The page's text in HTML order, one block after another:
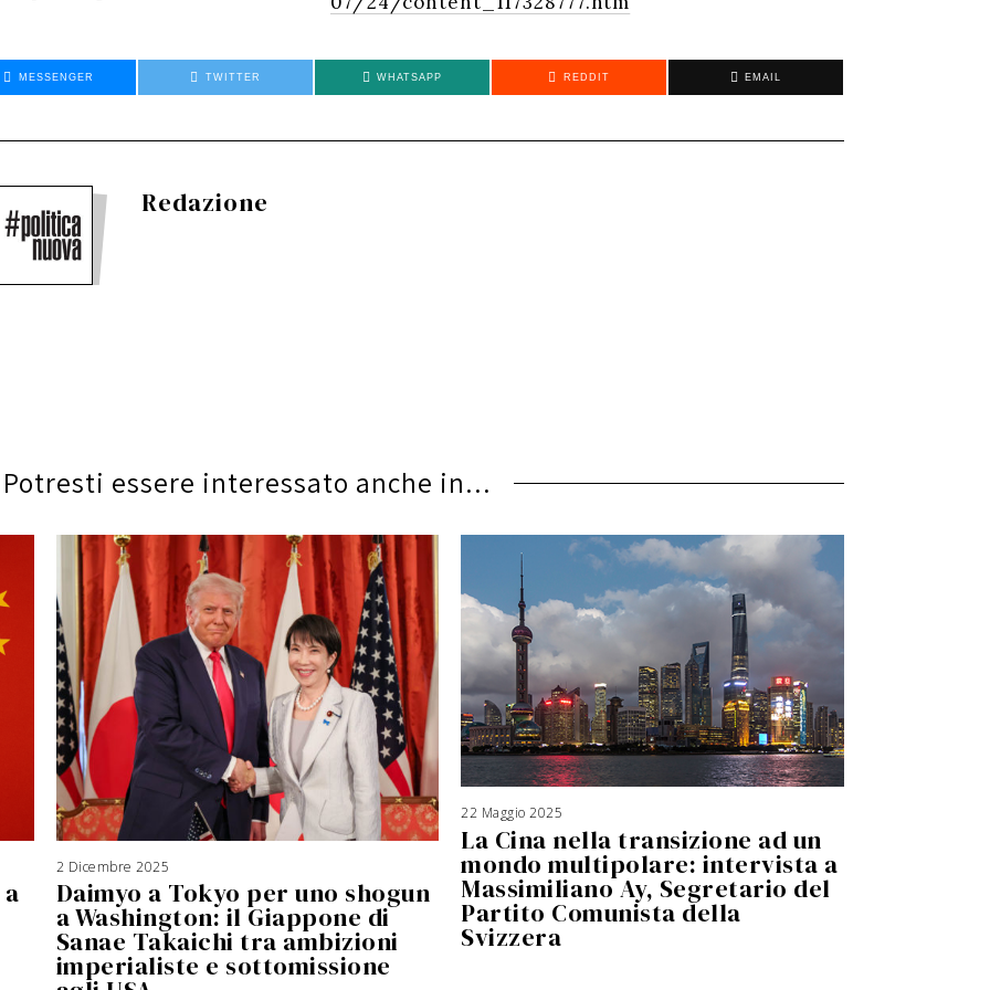
MESSENGER TWITTER WHATSAPP REDDIT EMAIL
Redazione
Potresti essere interessato anche in...
2 Dicembre 2025
g
o
s
t
o
2
0
2
6
Daimyo a Tokyo per uno shogun
a Washington: il Giappone di
Sanae Takaichi tra ambizioni
imperialiste e sottomissione
22 Maggio 2025
G
i
u
g
n
o
2
0
2
6
La Cina nella transizione ad un
mondo multipolare: intervista a
Massimiliano Ay, Segretario del
Partito Comunista della
Svizzera